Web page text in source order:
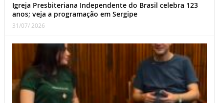
Igreja Presbiteriana Independente do Brasil celebra 123
anos; veja a programação em Sergipe
31/07/ 2026